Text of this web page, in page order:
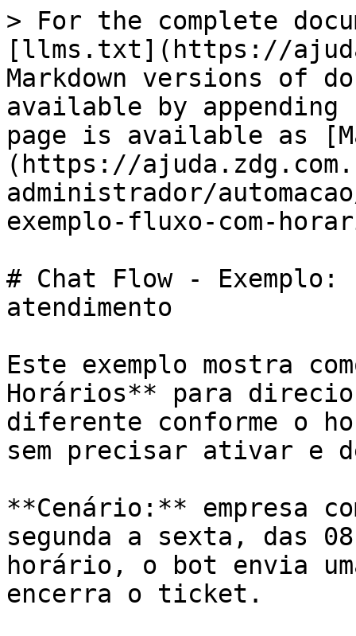
> For the complete
[llms.txt](https://
Markdown versions of
available by
page is available as
(https://
administrador/
exemplo-fluxo-com-
# Chat Flow - Exemplo:
atendimento
Este exemplo mostra
Horários** para
diferente conforme o
sem precisar ativar e
**Cenário:** empresa
segunda a sexta, das
horário, o bot envia
encerra o ticket.